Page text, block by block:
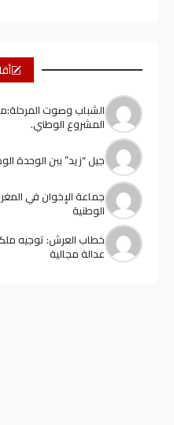
الشباب وصوت
المشروع الوطني.
جيل “زيد” ببن الوحدة
جماعة الإخوان في
الوطنية
خطاب العرش: توجيه
عدالة مجالية